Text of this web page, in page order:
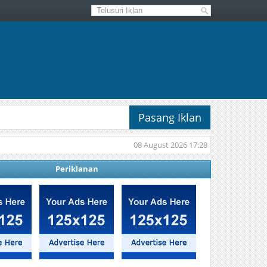
Pasang Iklan
08 August 2026 17:28
Periklanan